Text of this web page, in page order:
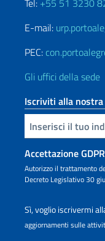
Tel: +55 51 3230
E-mail:
PEC:
Gli uffici della sede
Iscriviti alla
Inserisci la tua email
Accettazione GDPR
Autorizzo il trattamento
Decreto Legislativo 30
Sì, voglio iscrivermi
aggiornamenti sulle